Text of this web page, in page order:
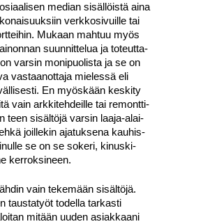
median sisäl­löis­tä aina
verk­ko­si­vuil­le tai
Mukaan mah­tuu myös
suun­nit­te­lua ja toteut­ta­
var­sin moni­puo­lis­ta ja se on
vas­taa­not­ta­ja mie­les­sä eli
En myös­kään kes­ki­ty
vain ark­ki­teh­deil­le tai remont­ti­
teen sisäl­tö­jä var­sin laa­ja-alai­
joil­le­kin aja­tuk­se­na kau­his­
se on se soke­ri, kinus­ki­
ker­rok­si­neen.
vain teke­mään sisäl­tö­jä.
taus­ta­työt todel­la tar­kas­ti
mitään uuden asiak­kaa­ni